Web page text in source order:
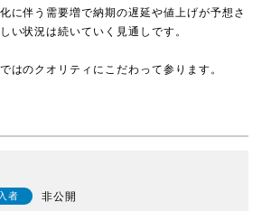
に伴う需要増で納期の遅延や値上げが予想さ
い状況は続いていく見通しです。
はのクオリティにこだわって参ります。
者
非公開